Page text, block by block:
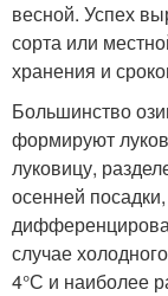
весной. Успех
сорта или
хранения и
Большинство
формируют
луковицу,
осенней
случае
4°С и наиболее